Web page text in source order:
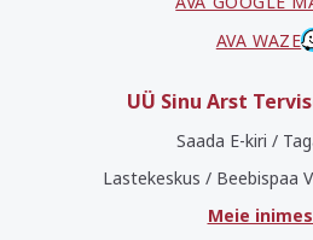
AVA WAZE
UÜ Sinu Arst
Saada E-kiri /
Lastekeskus / Beebispaa
Meie